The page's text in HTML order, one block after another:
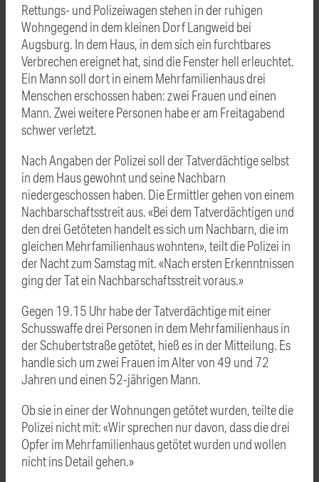
Rettungs- und Polizeiwagen stehen in der ruhigen
Wohngegend in dem kleinen Dorf Langweid bei
Augsburg. In dem Haus, in dem sich ein furchtbares
Verbrechen ereignet hat, sind die Fenster hell erleuchtet.
Ein Mann soll dort in einem Mehrfamilienhaus drei
Menschen erschossen haben: zwei Frauen und einen
Mann. Zwei weitere Personen habe er am Freitagabend
schwer verletzt.
Nach Angaben der Polizei soll der Tatverdächtige selbst
in dem Haus gewohnt und seine Nachbarn
niedergeschossen haben. Die Ermittler gehen von einem
Nachbarschaftsstreit aus. «Bei dem Tatverdächtigen und
den drei Getöteten handelt es sich um Nachbarn, die im
gleichen Mehrfamilienhaus wohnten», teilt die Polizei in
der Nacht zum Samstag mit. «Nach ersten Erkenntnissen
ging der Tat ein Nachbarschaftsstreit voraus.»
Gegen 19.15 Uhr habe der Tatverdächtige mit einer
Schusswaffe drei Personen in dem Mehrfamilienhaus in
der Schubertstraße getötet, hieß es in der Mitteilung. Es
handle sich um zwei Frauen im Alter von 49 und 72
Jahren und einen 52-jährigen Mann.
Ob sie in einer der Wohnungen getötet wurden, teilte die
Polizei nicht mit: «Wir sprechen nur davon, dass die drei
Opfer im Mehrfamilienhaus getötet wurden und wollen
nicht ins Detail gehen.»